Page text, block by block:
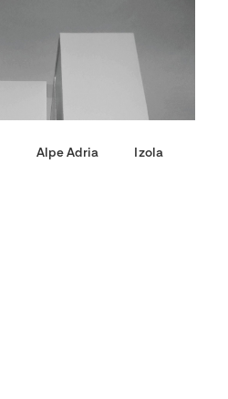
Alpe Adria Izola